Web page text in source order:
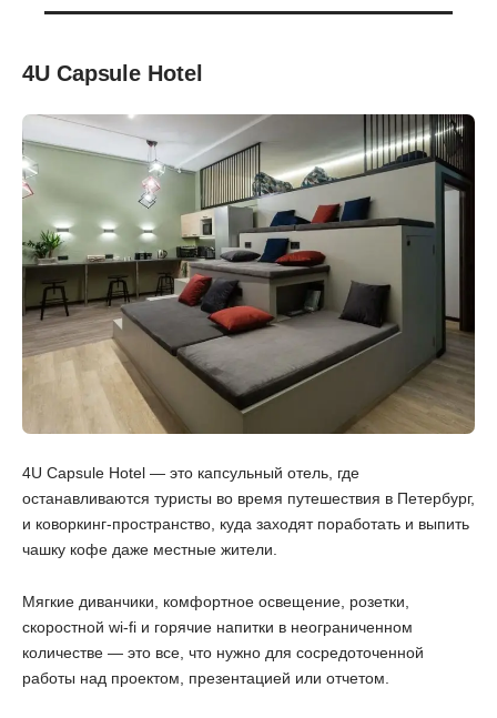
4U Capsule Hotel
4U Capsule Hotel — это капсульный отель, где
останавливаются туристы во время путешествия в Петербург,
и коворкинг-пространство, куда заходят поработать и выпить
чашку кофе даже местные жители.
Мягкие диванчики, комфортное освещение, розетки,
скоростной wi-fi и горячие напитки в неограниченном
количестве — это все, что нужно для сосредоточенной
работы над проектом, презентацией или отчетом.